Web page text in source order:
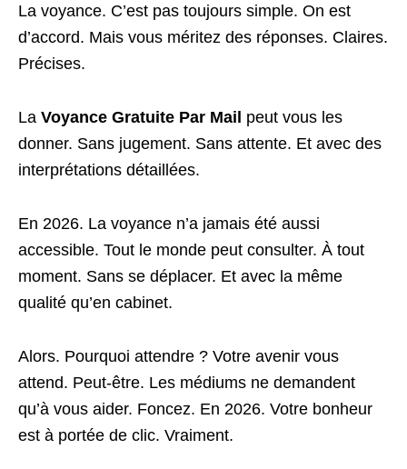
La voyance. C’est pas toujours simple. On est
d’accord. Mais vous méritez des réponses. Claires.
Précises.
La Voyance Gratuite Par Mail peut vous les
donner. Sans jugement. Sans attente. Et avec des
interprétations détaillées.
En 2026. La voyance n’a jamais été aussi
accessible. Tout le monde peut consulter. À tout
moment. Sans se déplacer. Et avec la même
qualité qu’en cabinet.
Alors. Pourquoi attendre ? Votre avenir vous
attend. Peut-être. Les médiums ne demandent
qu’à vous aider. Foncez. En 2026. Votre bonheur
est à portée de clic. Vraiment.